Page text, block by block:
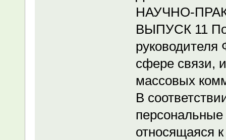
НАУЧНО-
ВЫПУСК 11
сфере связи,
массовых
В
относящаяся